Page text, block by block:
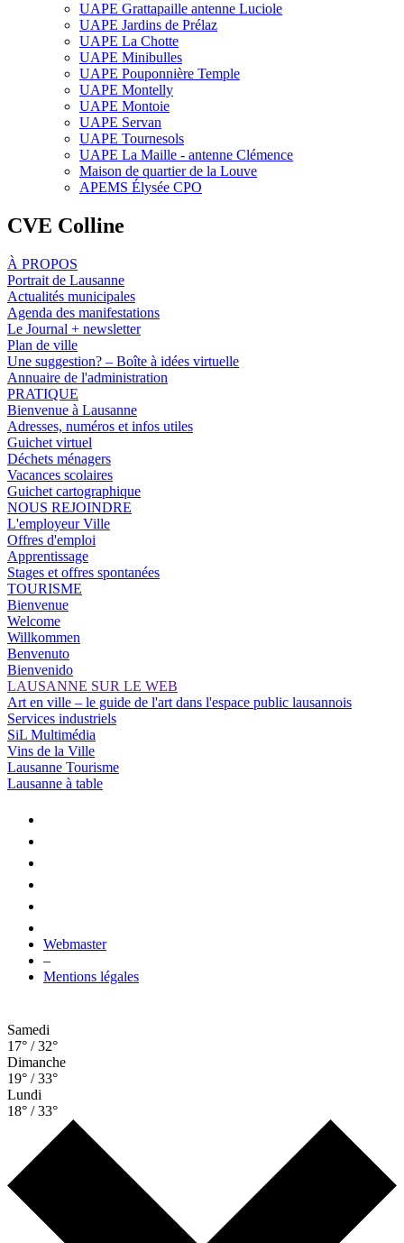
UAPE Grattapaille antenne Luciole
UAPE Jardins de Prélaz
UAPE La Chotte
UAPE Minibulles
UAPE Pouponnière Temple
UAPE Montelly
UAPE Montoie
UAPE Servan
UAPE Tournesols
UAPE La Maille - antenne Clémence
Maison de quartier de la Louve
APEMS Élysée CPO
CVE Colline
À PROPOS
Portrait de Lausanne
Actualités municipales
Agenda des manifestations
Le Journal + newsletter
Plan de ville
Une suggestion? – Boîte à idées virtuelle
Annuaire de l'administration
PRATIQUE
Bienvenue à Lausanne
Adresses, numéros et infos utiles
Guichet virtuel
Déchets ménagers
Vacances scolaires
Guichet cartographique
NOUS REJOINDRE
L'employeur Ville
Offres d'emploi
Apprentissage
Stages et offres spontanées
TOURISME
Bienvenue
Welcome
Willkommen
Benvenuto
Bienvenido
LAUSANNE SUR LE WEB
Art en ville – le guide de l'art dans l'espace public lausannois
Services industriels
SiL Multimédia
Vins de la Ville
Lausanne Tourisme
Lausanne à table
Webmaster
–
Mentions légales
Samedi
17° / 32°
Dimanche
19° / 33°
Lundi
18° / 33°